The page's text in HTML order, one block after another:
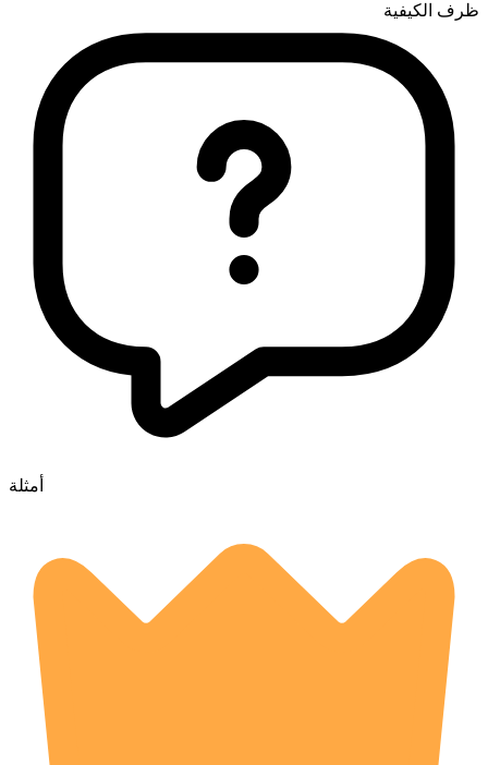
ظرف الكيفية
أمثلة